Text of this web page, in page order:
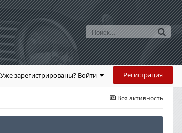
Уже зарегистрированы? Войти Регистрация
Вся активность